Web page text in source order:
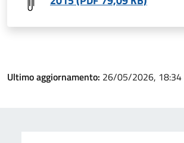
Ultimo aggiornamento: 26/05/2026, 18:34